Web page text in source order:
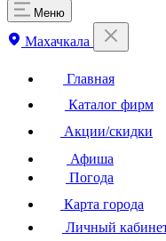
Меню
Махачкала
Главная
Каталог фирм
Акции/скидки
Афиша
Погода
Карта города
Личный